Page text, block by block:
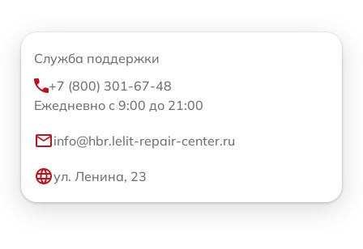
Служба поддержки
+7 (800) 301-67-48
Ежедневно с 9:00 до 21:00
info@hbr.lelit-repair-center.ru
ул. Ленина, 23